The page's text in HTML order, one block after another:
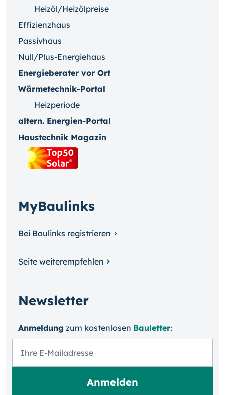
Heizöl/Heizölpreise
Effizienzhaus
Passivhaus
Null/Plus-Energiehaus
Energieberater vor Ort
Wärmetechnik-Portal
Heizperiode
altern. Energien-Portal
Haustechnik Magazin
MyBaulinks
Bei Baulinks registrieren
Seite weiterempfehlen
Newsletter
Anmeldung zum kosten­losen Bauletter: